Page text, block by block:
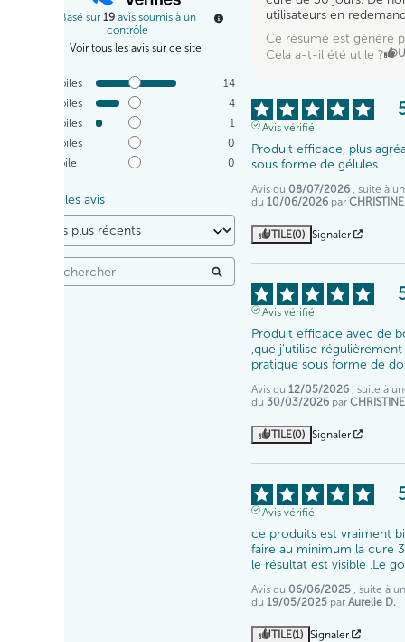
Basé sur 19 avis soumis à un
contrôle
Voir tous les avis sur ce site
étoiles
14
étoiles
4
étoiles
1
étoiles
0
étoile 0
Trier les avis
utilisateurs en
Ce résumé est généré
Cela a-t-il été utile ?
Avis vérifié
Produit efficace, plus
sous forme de gélules
Avis du 08/07/2026
, suite à
du 10/06/2026 par
UTILE(0) Signaler
Avis vérifié
Produit efficace avec de
,que j'utilise régulièrement
pratique sous forme de
Avis du 12/05/2026
, suite à
du 30/03/2026 par
UTILE(0) Signaler
Avis vérifié
ce produits est vraiment
faire au minimum la cure
le résultat est visible .Le
Avis du 06/06/2025
, suite à
du 19/05/2025 par Aurelie D.
UTILE(1) Signaler